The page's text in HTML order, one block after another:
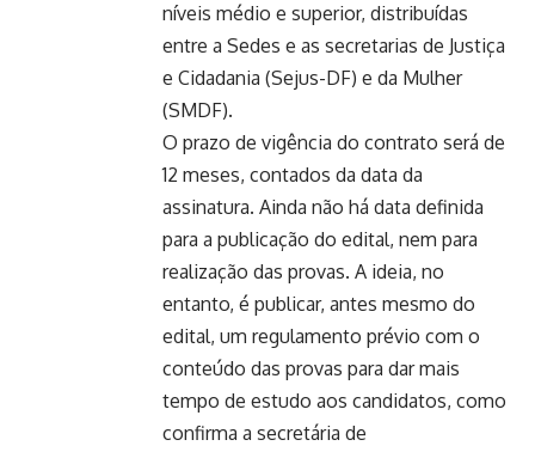
níveis médio e superior, distribuídas
entre a Sedes e as secretarias de Justiça
e Cidadania (Sejus-DF) e da Mulher
(SMDF).
O prazo de vigência do contrato será de
12 meses, contados da data da
assinatura. Ainda não há data definida
para a publicação do edital, nem para
realização das provas. A ideia, no
entanto, é publicar, antes mesmo do
edital, um regulamento prévio com o
conteúdo das provas para dar mais
tempo de estudo aos candidatos, como
confirma a secretária de